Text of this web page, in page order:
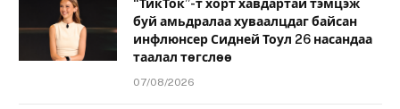
“ТикТок”-т хорт хавдартай тэмцэж
буй амьдралаа хуваалцдаг байсан
инфлюнсер Сидней Тоул 26 насандаа
таалал төгслөө
07/08/2026